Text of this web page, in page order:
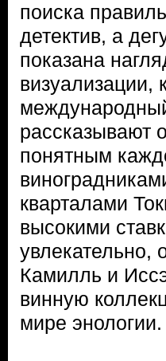
поиска
детектив, а
показана
визуализации,
рассказывают
понятным
кварталами
высокими
увлекательно,
Камилль и
винную
мире энологии.